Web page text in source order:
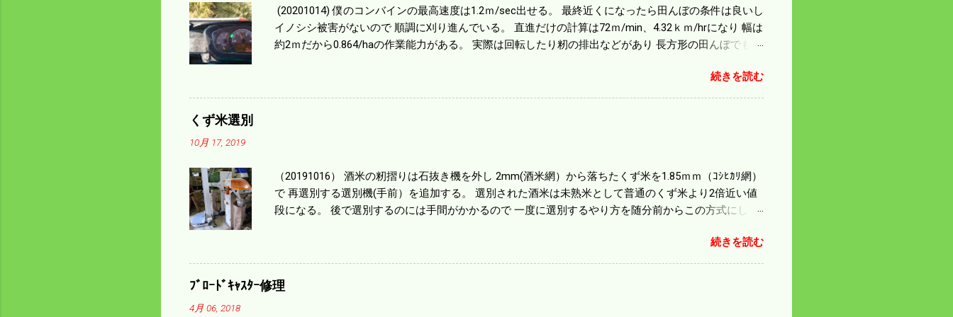
(20201014) 僕のコンバインの最高速度は1.2ｍ/sec出せる。 最終近くになったら田んぼの条件は良いし
イノシシ被害がないので 順調に刈り進んでいる。 直進だけの計算は72ｍ/min、4.32ｋｍ/hrになり 幅は
約2ｍだから0.864/haの作業能力がある。 実際は回転したり籾の排出などがあり 長方形の田んぼでも
ｃｍ速いのがあったが 籾の運搬や乾燥機の容量、籾摺りの能力などのバランスの問題で 今の機種で満
足している。 というより買った時はまだ耕作面積が少なく手が出せ 無かったのが本音だ。 4条刈りで
続きを読む
くず米選別
10月 17, 2019
（20191016） 酒米の籾摺りは石抜き機を外し 2mm(酒米網）から落ちたくず米を1.85ｍｍ（ｺｼﾋｶﾘ網）
で 再選別する選別機(手前）を追加する。 選別された酒米は未熟米として普通のくず米より2倍近い値
段になる。 後で選別するのには手間がかかるので 一度に選別するやり方を随分前からこの方式にし
る。 籾摺りをしていてくず米の袋の交換はラインを止めるほど忙しい。 広島県の作況指数は98だとい
う。 実感としては90が正しいと思うが こんな年はくず米が多い。 食協という米を扱う会社の社員が言
っていた。 今年は7月の日照不足と8月の酷暑、あげくウンカの被害と トリプルパンチで米が不足して
いるという。 僕はウンカの被害は免れたがイノシシの被害が目立つ。 僕の最終作況指数はどんなこと
続きを読む
ﾌﾞﾛｰﾄﾞｷｬｽﾀｰ修理
4月 06, 2018